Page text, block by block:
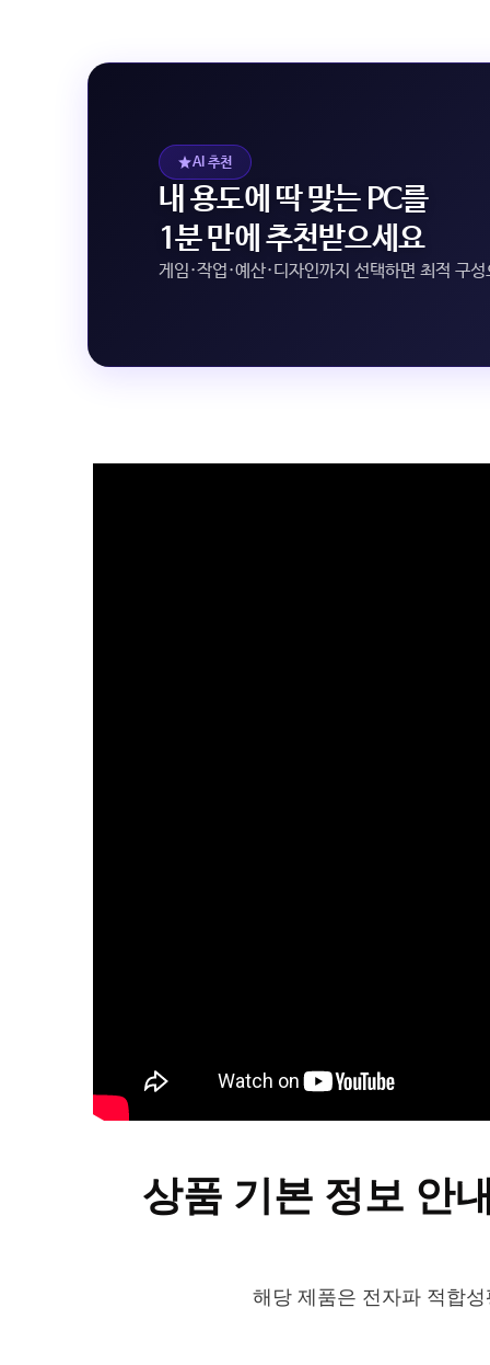
AI 추천
내 용도에 딱 맞는 PC를
1분 만에 추천받으세요
게임·작업·예산·디자인까지 선택하면 최적 구
상품 기본 정보 안
해당 제품은 전자파 적합